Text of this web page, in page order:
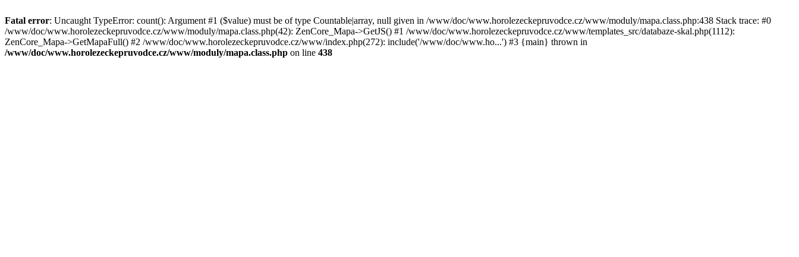
Fatal error: Uncaught TypeError: count(): Argument #1 ($value) must be of type Countable|array, null given in /www/doc/www.horolezeckepruvodce.cz/www/moduly/mapa.class.php:438 Stack trace: #0
/www/doc/www.horolezeckepruvodce.cz/www/moduly/mapa.class.php(42): ZenCore_Mapa->GetJS() #1 /www/doc/www.horolezeckepruvodce.cz/www/templates_src/databaze-skal.php(1112):
ZenCore_Mapa->GetMapaFull() #2 /www/doc/www.horolezeckepruvodce.cz/www/index.php(272): include('/www/doc/www.ho...') #3 {main} thrown in
/www/doc/www.horolezeckepruvodce.cz/www/moduly/mapa.class.php on line 438